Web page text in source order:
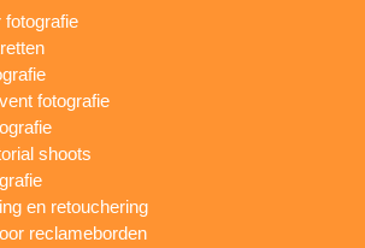
fotografie
fotografie
shoots
en retouchering
reclameborden